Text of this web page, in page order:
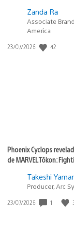
Zanda Ra
Associate
America
Data
23/07/2026 42
Phoenix Cyclops
de MARVEL Tōkon:
Takeshi
Producer, Arc
Data
23/07/2026 1